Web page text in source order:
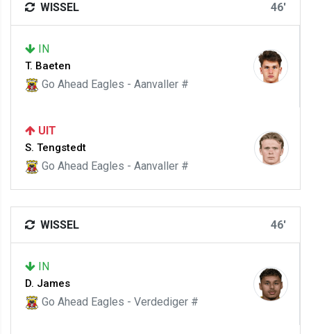
WISSEL 46'
IN
T. Baeten
Go Ahead Eagles - Aanvaller #
UIT
S. Tengstedt
Go Ahead Eagles - Aanvaller #
WISSEL 46'
IN
D. James
Go Ahead Eagles - Verdediger #